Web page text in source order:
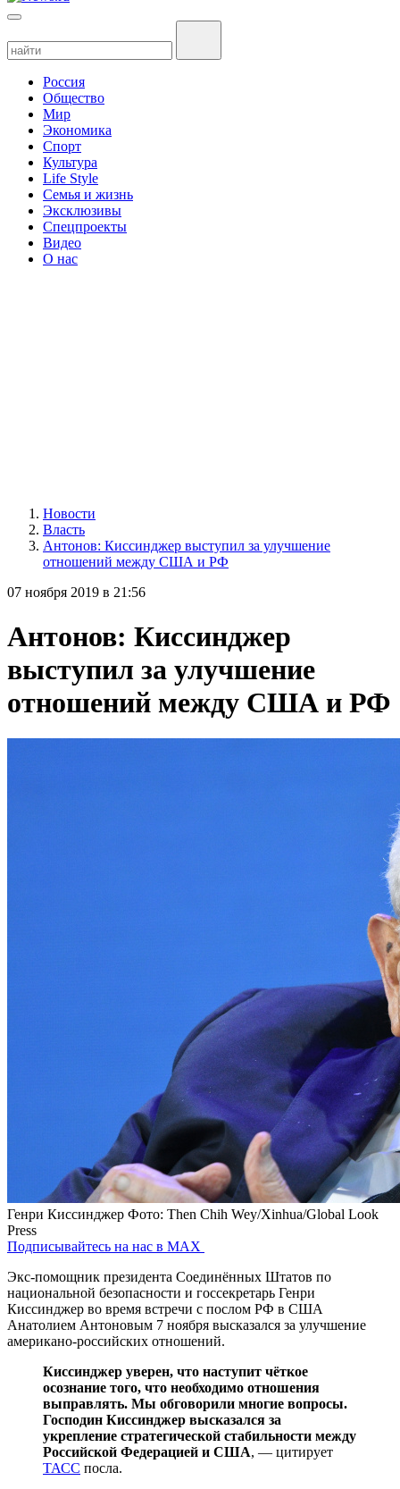
Россия
Общество
Мир
Экономика
Спорт
Культура
Life Style
Семья и жизнь
Эксклюзивы
Спецпроекты
Видео
О нас
Новости
Власть
Антонов: Киссинджер выступил за улучшение
отношений между США и РФ
07 ноября 2019 в 21:56
Антонов: Киссинджер
выступил за улучшение
отношений между США и РФ
Генри Киссинджер Фото: Then Chih Wey/Xinhua/Global Look
Press
Подписывайтесь на нас в MAX
Экс-помощник президента Соединённых Штатов по
национальной безопасности и госсекретарь Генри
Киссинджер во время встречи с послом РФ в США
Анатолием Антоновым 7 ноября высказался за улучшение
американо-российских отношений.
Киссинджер уверен, что наступит чёткое
осознание того, что необходимо отношения
выправлять. Мы обговорили многие вопросы.
Господин Киссинджер высказался за
укрепление стратегической стабильности между
Российской Федерацией и США, — цитирует
ТАСС посла.